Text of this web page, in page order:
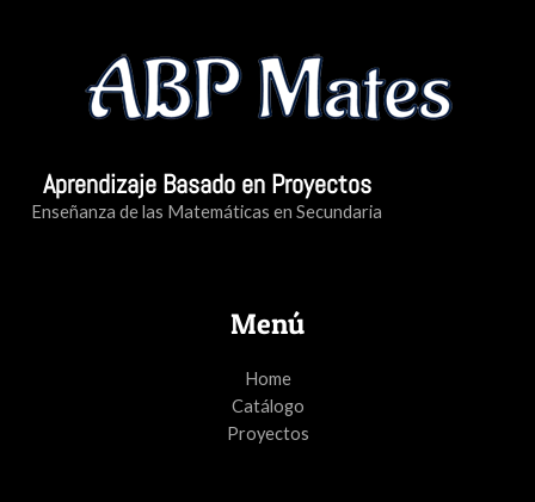
Aprendizaje Basado en Proyectos
Enseñanza de las Matemáticas en Secundaria
Menú
Home
Catálogo
Proyectos